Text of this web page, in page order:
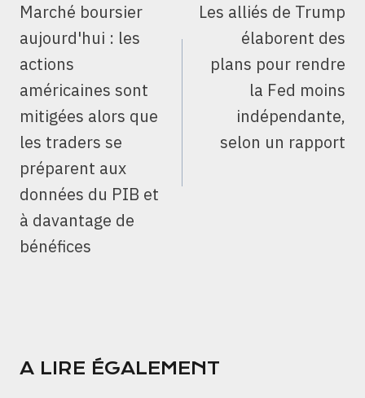
L’ARTICLE
Marché boursier
aujourd'hui : les
actions
américaines sont
mitigées alors que
les traders se
préparent aux
données du PIB et
à davantage de
bénéfices
Les alliés de Trump
élaborent des
plans pour rendre
la Fed moins
indépendante,
selon un rapport
A LIRE ÉGALEMENT